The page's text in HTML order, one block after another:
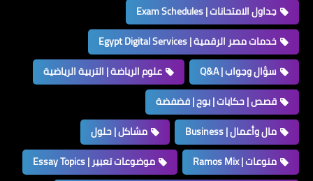
جداول الامتحانات | Exam Schedules
خدمات مصر الرقمية | Egypt Digital Services
سؤال وجواب | Q&A
علوم الرياضة | التربية الرياضية
قصص | حكايات | بوح | فضفضة
مال وأعمال | Business
مشاكل | حلول
منوعات | Ramos Mix
موضوعات تعبير | Essay Topics